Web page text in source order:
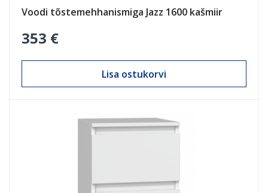
Voodi tõstemehhanismiga Jazz 1600 kašmiir
353 €
Lisa ostukorvi